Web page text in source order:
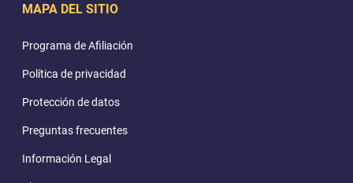
MAPA DEL SITIO
Programa de Afiliación
Política de privacidad
Protección de datos
Preguntas frecuentes
Información Legal